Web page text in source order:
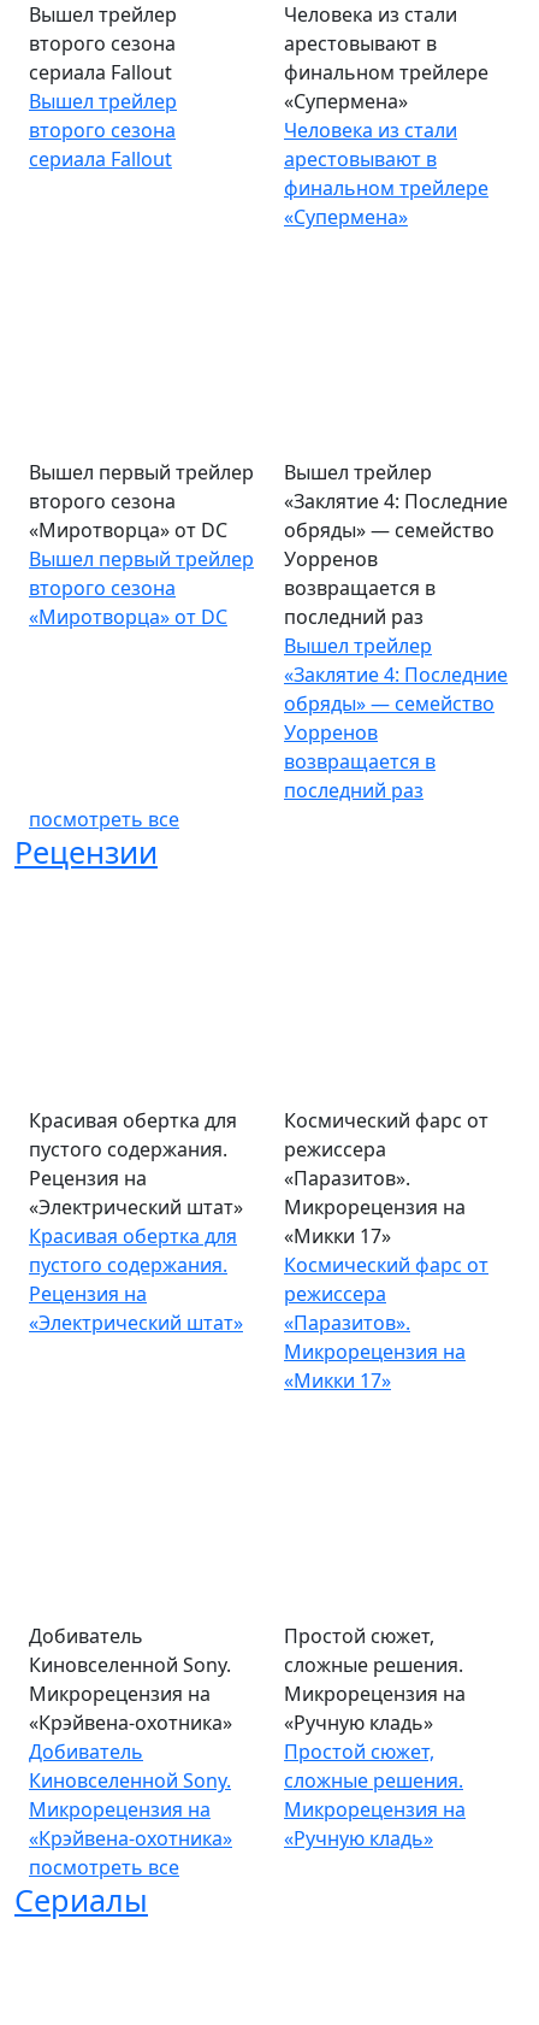
Вышел трейлер
второго сезона
сериала Fallout
Вышел трейлер
второго сезона
сериала Fallout
Человека из стали
арестовывают в
финальном трейлере
«Супермена»
Человека из стали
арестовывают в
финальном трейлере
«Супермена»
Вышел первый трейлер
второго сезона
«Миротворца» от DC
Вышел первый трейлер
второго сезона
«Миротворца» от DC
Вышел трейлер
«Заклятие 4: Последние
обряды» — семейство
Уорренов
возвращается в
последний раз
Вышел трейлер
«Заклятие 4: Последние
обряды» — семейство
Уорренов
возвращается в
последний раз
посмотреть все
Рецензии
Красивая обертка для
пустого содержания.
Рецензия на
«Электрический штат»
Красивая обертка для
пустого содержания.
Рецензия на
«Электрический штат»
Космический фарс от
режиссера
«Паразитов».
Микрорецензия на
«Микки 17»
Космический фарс от
режиссера
«Паразитов».
Микрорецензия на
«Микки 17»
Добиватель
Киновселенной Sony.
Микрорецензия на
«Крэйвена-охотника»
Добиватель
Киновселенной Sony.
Микрорецензия на
«Крэйвена-охотника»
Простой сюжет,
сложные решения.
Микрорецензия на
«Ручную кладь»
Простой сюжет,
сложные решения.
Микрорецензия на
«Ручную кладь»
посмотреть все
Сериалы